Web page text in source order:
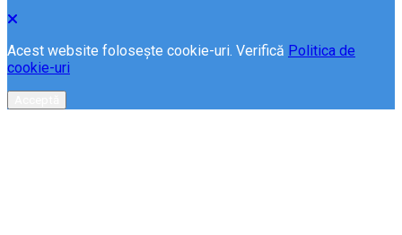
Acest website folosește cookie-uri. Verifică Politica de
cookie-uri